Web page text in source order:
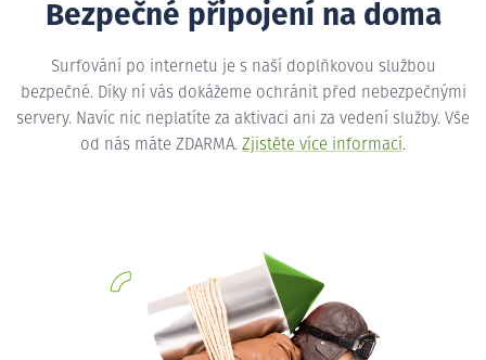
Bezpečné připojení na doma
Surfování po internetu je s naší doplňkovou službou
bezpečné. Díky ní vás dokážeme ochránit před nebezpečnými
servery. Navíc nic neplatíte za aktivaci ani za vedení služby. Vše
od nás máte ZDARMA. Zjistěte více informací.